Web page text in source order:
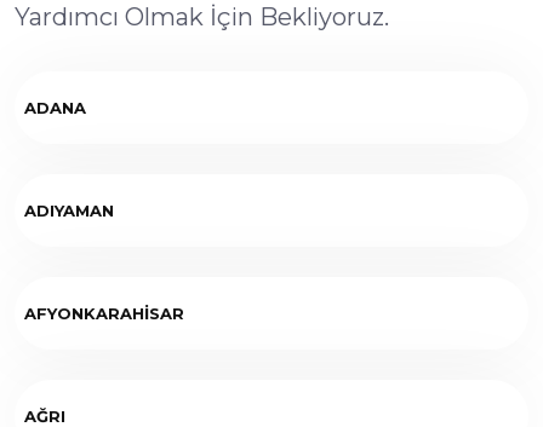
Yardımcı Olmak İçin Bekliyoruz.
ADANA
ADIYAMAN
AFYONKARAHİSAR
AĞRI